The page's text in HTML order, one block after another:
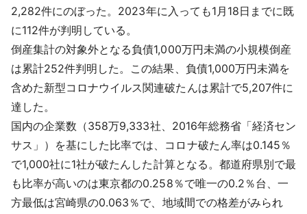
2,282件にのぼった。2023年に入っても1月18日までに既
に112件が判明している。
倒産集計の対象外となる負債1,000万円未満の小規模倒産
は累計252件判明した。この結果、負債1,000万円未満を
含めた新型コロナウイルス関連破たんは累計で5,207件に
達した。
国内の企業数（358万9,333社、2016年総務省「経済セン
サス」）を基にした比率では、コロナ破たん率は0.145％
で1,000社に1社が破たんした計算となる。都道府県別で最
も比率が高いのは東京都の0.258％で唯一の0.2％台、一
方最低は宮崎県の0.063％で、地域間での格差がみられ